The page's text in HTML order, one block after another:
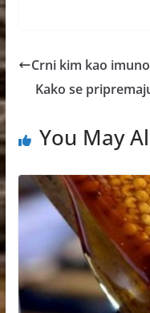
Crni kim kao
Kako se
You May